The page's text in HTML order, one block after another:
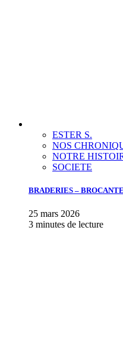
ESTER S.
NOS
NOTRE
SOCIETE
BRADERIES –
25 mars 2026
3 minutes de lecture